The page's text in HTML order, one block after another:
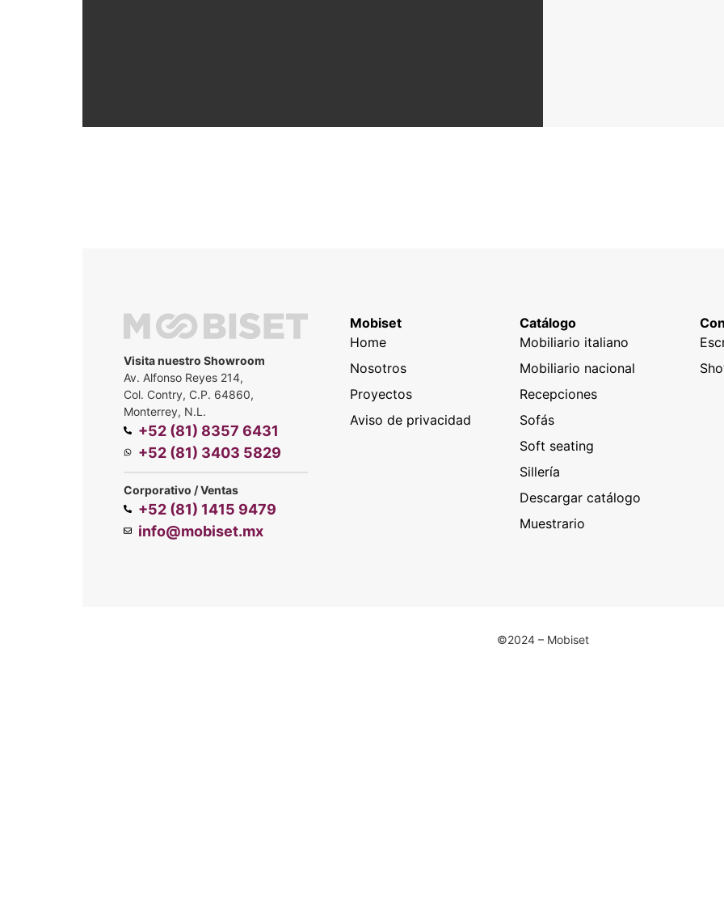
Visita nuestro Showroom
Av. Alfonso Reyes 214,
Col. Contry, C.P. 64860,
Monterrey, N.L.
+52 (81) 8357 6431
+52 (81) 3403 5829
Corporativo / Ventas
+52 (81) 1415 9479
info@mobiset.mx
Mobiset
Home
Nosotros
Proyectos
Aviso de privacidad
Catálogo
Mobiliario italiano
Mobiliario nacional
Recepciones
Sofás
Soft seating
Sillería
Descargar catálogo
Muestrario
©2024 – Mobiset